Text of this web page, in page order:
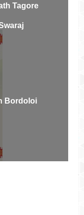
Tagore
Bordoloi